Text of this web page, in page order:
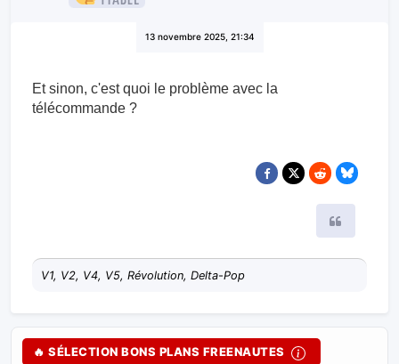
13 novembre 2025, 21:34
Et sinon, c'est quoi le problème avec la
télécommande ?
V1, V2, V4, V5, Révolution, Delta-Pop
🔥 SÉLECTION BONS PLANS FREENAUTES